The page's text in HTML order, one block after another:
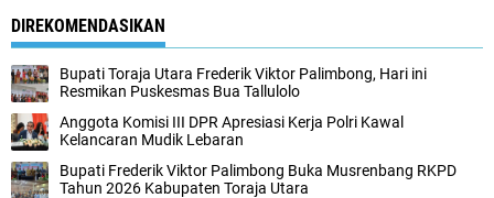
DIREKOMENDASIKAN
Bupati Toraja Utara Frederik Viktor Palimbong, Hari ini
Resmikan Puskesmas Bua Tallulolo
Anggota Komisi III DPR Apresiasi Kerja Polri Kawal
Kelancaran Mudik Lebaran
Bupati Frederik Viktor Palimbong Buka Musrenbang RKPD
Tahun 2026 Kabupaten Toraja Utara